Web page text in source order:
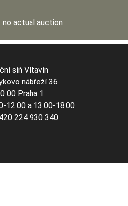
no actual auction
síň Vltavín
nábřeží 36
00 Praha 1
12.00 a 13.00-18.00
224 930 340